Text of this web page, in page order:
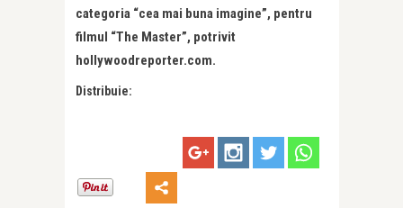
categoria “cea mai buna imagine”, pentru
filmul “The Master”, potrivit
hollywoodreporter.com.
Distribuie: